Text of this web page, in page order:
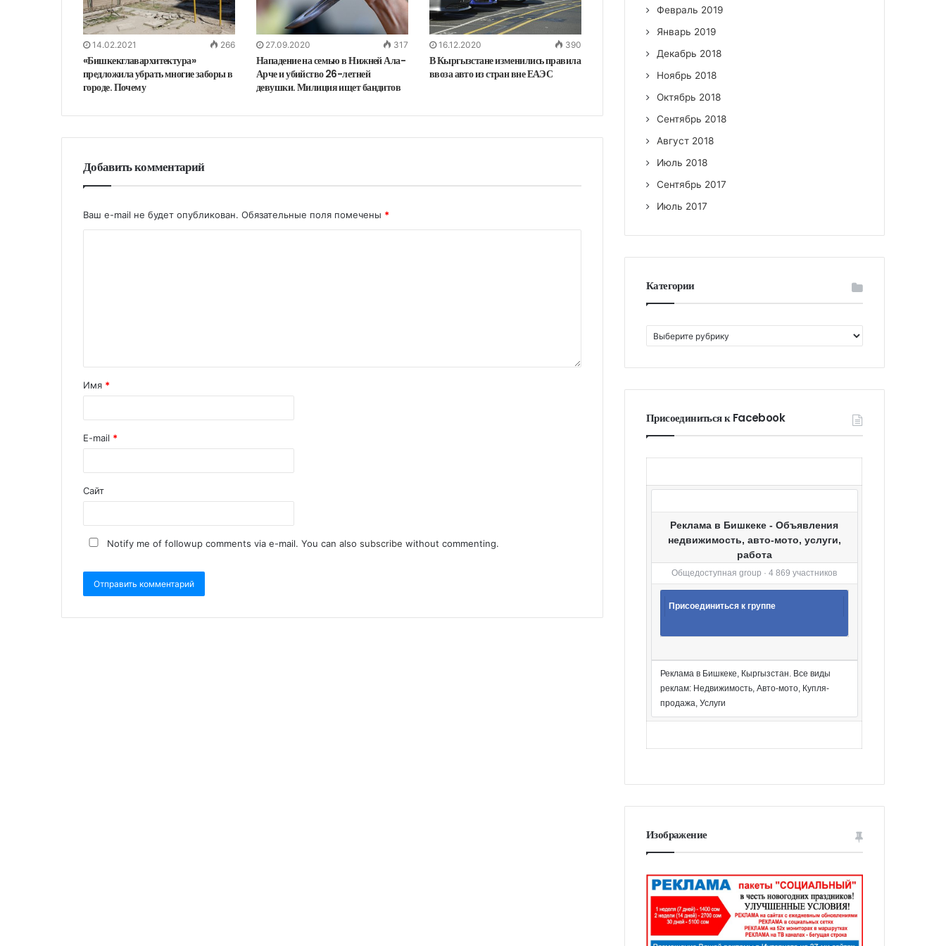
14.02.2021 266
«Бишкекглавархитектура»
предложила убрать многие заборы в
городе. Почему
27.09.2020 317
Нападение на семью в Нижней Ала-
Арче и убийство 26-летней
девушки. Милиция ищет бандитов
16.12.2020 390
В Кыргызстане изменились правила
ввоза авто из стран вне ЕАЭС
Добавить комментарий
Ваш e-mail не будет опубликован. Обязательные поля помечены *
Имя *
E-mail *
Сайт
Notify me of followup comments via e-mail. You can also subscribe without commenting.
Февраль 2019
Январь 2019
Декабрь 2018
Ноябрь 2018
Октябрь 2018
Сентябрь 2018
Август 2018
Июль 2018
Сентябрь 2017
Июль 2017
Категории
а
г
р
и
Присоединиться к Facebook
Реклама в Бишкеке - Объявления
недвижимость, авто-мото, услуги,
работа
Общедоступная group · 4 869 участников
Присоединиться к группе
Реклама в Бишкеке, Кыргызстан. Все виды
реклам: Недвижимость, Авто-мото, Купля-
продажа, Услуги
Изображение